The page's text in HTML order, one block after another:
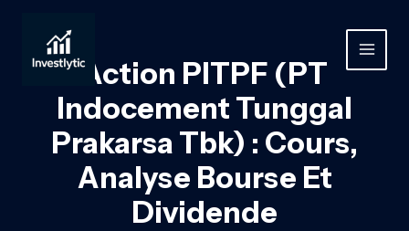
contenu
MAIN
Action PITPF (PT
Indocement Tunggal
Prakarsa Tbk) : Cours,
Analyse Bourse Et
Dividende